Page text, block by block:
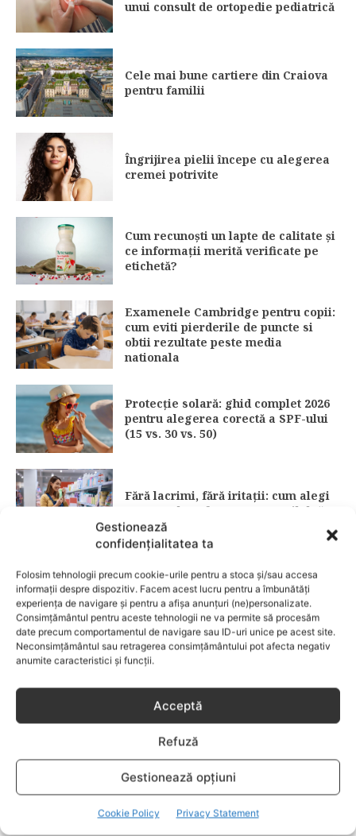
Gestionează
confidențialitatea ta
Folosim tehnologii precum cookie-urile pentru a stoca și/sau accesa
informații despre dispozitiv. Facem acest lucru pentru a îmbunătăți
experiența de navigare și pentru a afișa anunțuri (ne)personalizate.
Consimțământul pentru aceste tehnologii ne va permite să procesăm
date precum comportamentul de navigare sau ID-uri unice pe acest site.
Neconsimțământul sau retragerea consimțământului pot afecta negativ
anumite caracteristici și funcții.
Acceptă
Refuză
Gestionează opțiuni
Cookie Policy Privacy Statement
unui consult de ortopedie pediatrică
Cele mai bune cartiere din Craiova
pentru familii
Îngrijirea pielii începe cu alegerea
cremei potrivite
Cum recunoști un lapte de calitate și
ce informații merită verificate pe
etichetă?
Examenele Cambridge pentru copii:
cum eviti pierderile de puncte si
obtii rezultate peste media
nationala
Protecție solară: ghid complet 2026
pentru alegerea corectă a SPF-ului
(15 vs. 30 vs. 50)
Fără lacrimi, fără iritații: cum alegi
șamponul perfect pentru copilul tău
CATEGORII POPULARE
EVENIMENTE
741
LIFESTYLE
COPII
634
FAMILIA
582
DEZVOLTAREA COPILULUI
COMPORTAMENT
294